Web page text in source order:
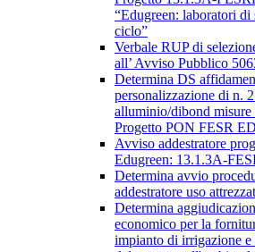
“Edugreen: laboratori
ciclo”
Verbale RUP di
all’ Avviso Pubblico
Determina DS
personalizzazione di n.
alluminio/dibond
Progetto PON FESR
Avviso addestratore
Edugreen: 13.1.3A-
Determina avvio
addestratore uso
Determina
economico per la
impianto di irrigazione